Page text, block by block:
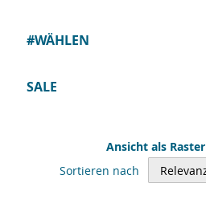
Ansicht als Raster
Sortieren nach
#WÄHLEN
SALE